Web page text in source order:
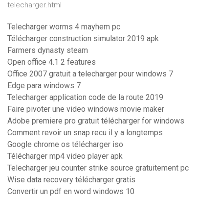
telecharger.html
Telecharger worms 4 mayhem pc
Télécharger construction simulator 2019 apk
Farmers dynasty steam
Open office 4.1 2 features
Office 2007 gratuit a telecharger pour windows 7
Edge para windows 7
Telecharger application code de la route 2019
Faire pivoter une video windows movie maker
Adobe premiere pro gratuit télécharger for windows
Comment revoir un snap recu il y a longtemps
Google chrome os télécharger iso
Télécharger mp4 video player apk
Telecharger jeu counter strike source gratuitement pc
Wise data recovery télécharger gratis
Convertir un pdf en word windows 10